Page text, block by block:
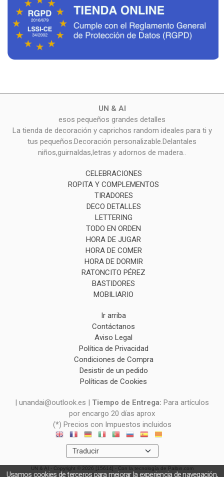
UN & AI
esos pequeños grandes detalles
La tienda de decoración y caprichos random ideales para ti y
tus pequeños.Decoración personalizable.Delantales
niños,guirnaldas,letras y adornos de madera..
CELEBRACIONES
ROPITA Y COMPLEMENTOS
TIRADORES
DECO DETALLES
LETTERING
TODO EN ORDEN
HORA DE JUGAR
HORA DE COMER
HORA DE DORMIR
RATONCITO PÉREZ
BASTIDORES
MOBILIARIO
Ir arriba
Contáctanos
Aviso Legal
Política de Privacidad
Condiciones de Compra
Desistir de un pedido
Políticas de Cookies
| unandai@outlook.es | Tiempo de Entrega: Para artículos
por encargo 20 días aprox
(*) Precios con Impuestos incluidos
UN & AI - Copyright © 2026 [15614] - Con la tecnología de Palbin.com
Usamos cookies de terceros para mejorar la experiencia de navegación,